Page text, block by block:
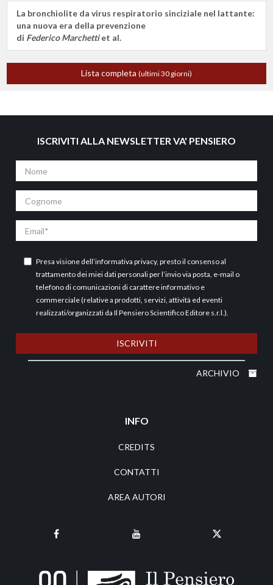
La bronchiolite da virus respiratorio sinciziale nel lattante:
una nuova era della prevenzione
di Federico Marchettiet al.
Lista completa (ultimi 30 giorni)
ISCRIVITI ALLA NEWSLETTER VA' PENSIERO
Presa visione dell’informativa privacy, presto il consenso al
trattamento dei miei dati personali per l’invio via posta, e-mail o
telefono di comunicazioni di carattere informativo e
commerciale (relative a prodotti, servizi, attività ed eventi
realizzati/organizzati da Il Pensiero Scientifico Editore s.r.l.).
ISCRIVITI
ARCHIVIO
INFO
CREDITS
CONTATTI
AREA AUTORI